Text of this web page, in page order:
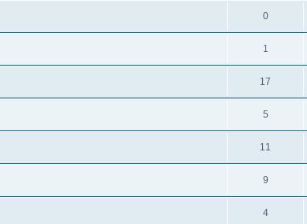
0
1
17
5
11
9
4